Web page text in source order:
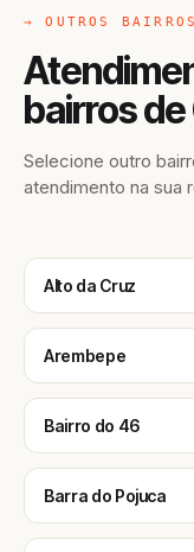
→ OUTROS BAIRROS
bairros
Selecione outro
atendimento na sua
Alto da Cruz
Arembepe
Bairro do 46
Barra do Pojuca